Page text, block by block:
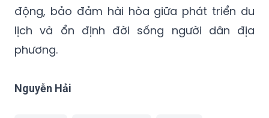
động, bảo đảm hài hòa giữa phát triển du
lịch và ổn định đời sống người dân địa
phương.
Nguyễn Hải